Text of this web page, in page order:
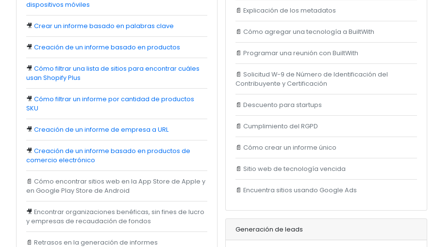
dispositivos móviles
🎥 Crear un informe basado en palabras clave
🎥 Creación de un informe basado en productos
🎥 Cómo filtrar una lista de sitios para encontrar cuáles
usan Shopify Plus
🎥 Cómo filtrar un informe por cantidad de productos
SKU
🎥 Creación de un informe de empresa a URL
🎥 Creación de un informe basado en productos de
comercio electrónico
📄 Cómo encontrar sitios web en la App Store de Apple y
en Google Play Store de Android
🎥 Encontrar organizaciones benéficas, sin fines de lucro
y empresas de recaudación de fondos
📄 Retrasos en la generación de informes
📄Explicación de los metadatos
📄 Cómo agregar una tecnología a BuiltWith
📄Programar una reunión con BuiltWith
📄 Solicitud W-9 de Número de Identificación del
Contribuyente y Certificación
📄Descuento para startups
📄 Cumplimiento del RGPD
📄 Cómo crear un informe único
📄 Sitio web de tecnología vencida
📄Encuentra sitios usando Google Ads
Generación de leads